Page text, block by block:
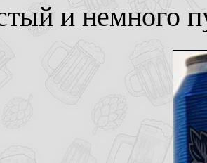
и немного